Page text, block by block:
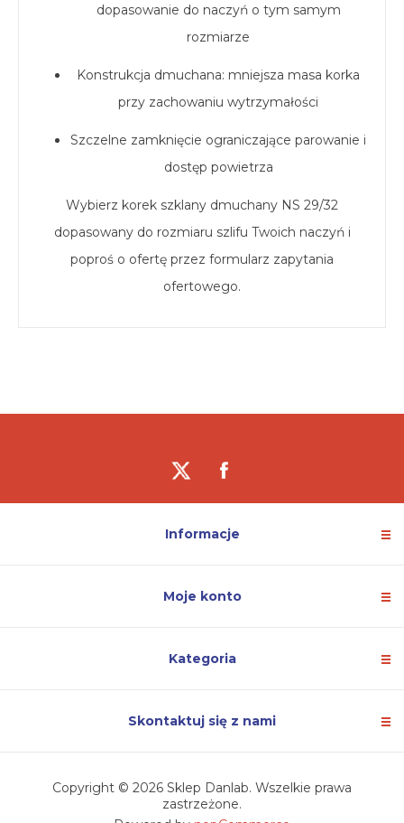
dopasowanie do naczyń o tym samym
rozmiarze
Konstrukcja dmuchana: mniejsza masa korka
przy zachowaniu wytrzymałości
Szczelne zamknięcie ograniczające parowanie i
dostęp powietrza
Wybierz korek szklany dmuchany NS 29/32
dopasowany do rozmiaru szlifu Twoich naczyń i
poproś o ofertę przez formularz zapytania
ofertowego.
Informacje
Moje konto
Kategoria
Skontaktuj się z nami
Copyright © 2026 Sklep Danlab. Wszelkie prawa
zastrzeżone.